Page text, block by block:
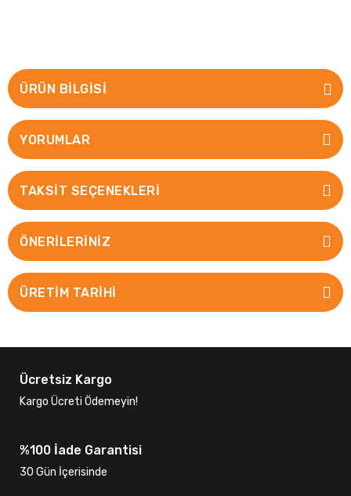
ÜRÜN BILGISI
YORUMLAR
TAKSIT SEÇENEKLERI
ÖNERILERINIZ
ÜRETİM TARİHİ
Ücretsiz Kargo
Kargo Ücreti Ödemeyin!
%100 İade Garantisi
30 Gün İçerisinde